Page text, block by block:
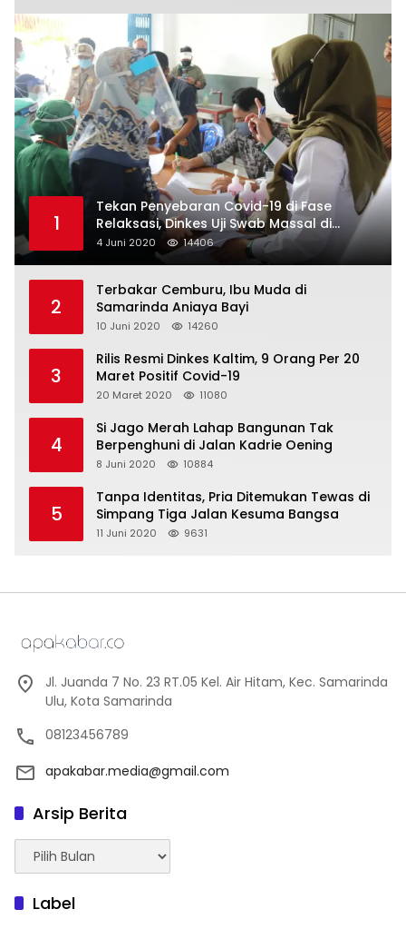
1
Tekan Penyebaran Covid-19 di Fase
Relaksasi, Dinkes Uji Swab Massal di
Pelabuhan Samarinda
4 Juni 2020 14406
2
Terbakar Cemburu, Ibu Muda di
Samarinda Aniaya Bayi
10 Juni 2020 14260
3
Rilis Resmi Dinkes Kaltim, 9 Orang Per 20
Maret Positif Covid-19
20 Maret 2020 11080
4
Si Jago Merah Lahap Bangunan Tak
Berpenghuni di Jalan Kadrie Oening
8 Juni 2020 10884
5
Tanpa Identitas, Pria Ditemukan Tewas di
Simpang Tiga Jalan Kesuma Bangsa
11 Juni 2020 9631
Jl. Juanda 7 No. 23 RT.05 Kel. Air Hitam, Kec. Samarinda
Ulu, Kota Samarinda
08123456789
apakabar.media@gmail.com
Arsip Berita
Arsip
Berita
Label